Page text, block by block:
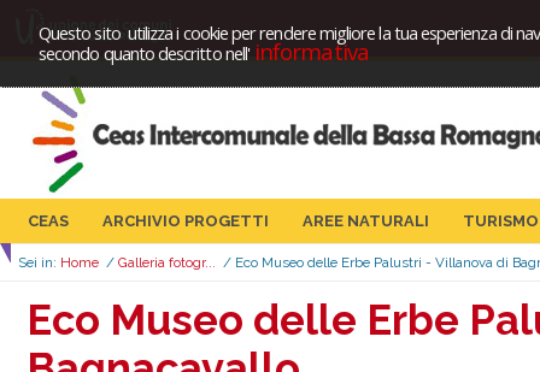
Questo sito utilizza i cookie per rendere migliore la tua esperienza di
secondo quanto descritto nell'informativa
CEAS ARCHIVIO PROGETTI AREE NATURALI
Sei in: Home / Galleria fotogr... / Eco Museo delle Erbe Palustri - Villanova di
Eco Museo delle Erbe